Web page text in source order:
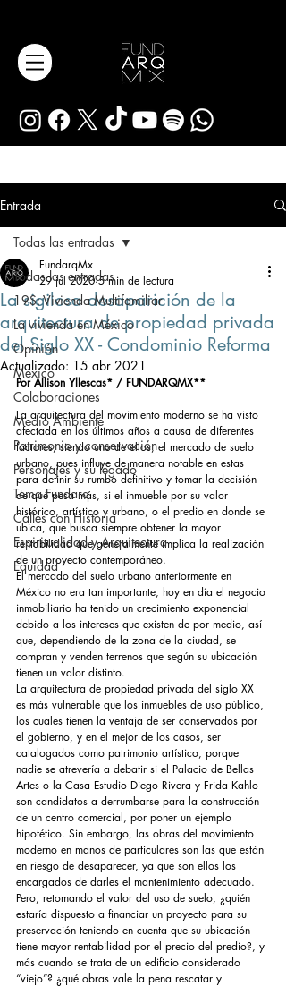
Entrada
Todas las entradas
19S: Vivienda Multifamiliar
La vivienda en México
Opinión
México
Colaboraciones
Medio Ambiente
Patrimonio y conservación
Personajes y su legado
Tema Fundarq
Calles con Historia
Espiritualidad y Arquitectura
Equidad
Todas las entradas
La sigilosa desaparición de la
arquitectura de propiedad privada
del Siglo XX - Condominio Reforma
FundarqMx
29 jul 2020 5 min de lectura
Actualizado: 15 abr 2021
Por Allison Yllescas* / FUNDARQMX**
La arquitectura del movimiento moderno se ha visto
afectada en los últimos años a causa de diferentes
factores, siendo uno de ellos, el mercado de suelo
urbano, pues influye de manera notable en estas
para definir su rumbo definitivo y tomar la decisión
de qué pesa más, si el inmueble por su valor
histórico, artístico y urbano, o el predio en donde se
ubica, que busca siempre obtener la mayor
rentabilidad que generalmente implica la realización
de un proyecto contemporáneo.
El mercado del suelo urbano anteriormente en
México no era tan importante, hoy en día el negocio
inmobiliario ha tenido un crecimiento exponencial
debido a los intereses que existen de por medio, así
que, dependiendo de la zona de la ciudad, se
compran y venden terrenos que según su ubicación
tienen un valor distinto.
La arquitectura de propiedad privada del siglo XX
es más vulnerable que los inmuebles de uso público,
los cuales tienen la ventaja de ser conservados por
el gobierno, y en el mejor de los casos, ser
catalogados como patrimonio artístico, porque
nadie se atrevería a debatir si el Palacio de Bellas
Artes o la Casa Estudio Diego Rivera y Frida Kahlo
son candidatos a derrumbarse para la construcción
de un centro comercial, por poner un ejemplo
hipotético. Sin embargo, las obras del movimiento
moderno en manos de particulares son las que están
en riesgo de desaparecer, ya que son ellos los
encargados de darles el mantenimiento adecuado.
Pero, retomando el valor del uso de suelo, ¿quién
estaría dispuesto a financiar un proyecto para su
preservación teniendo en cuenta que su ubicación
tiene mayor rentabilidad por el precio del predio?, y
más cuando se trata de un edificio considerado
“viejo”? ¿qué obras vale la pena rescatar y